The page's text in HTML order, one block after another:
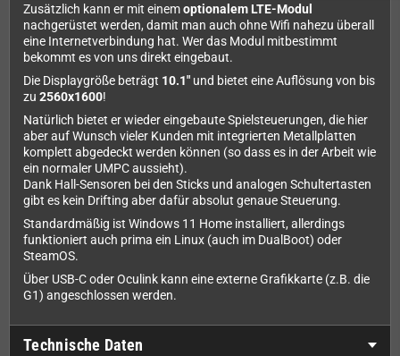
Zusätzlich kann er mit einemoptionalem LTE-Modul
nachgerüstet werden, damit man auch ohne Wifi nahezu überall
eine Internetverbindung hat. Wer das Modul mitbestimmt
bekommt es von uns direkt eingebaut.
Die Displaygröße beträgt 10.1" und bietet eine Auflösung von bis
zu 2560x1600!
Natürlich bietet er wieder eingebaute Spielsteuerungen, die hier
aber auf Wunsch vieler Kunden mit integrierten Metallplatten
komplett abgedeckt werden können (so dass es in der Arbeit wie
ein normaler UMPC aussieht).
Dank Hall-Sensoren bei den Sticks und analogen Schultertasten
gibt es kein Drifting aber dafür absolut genaue Steuerung.
Standardmäßig ist Windows 11 Home installiert, allerdings
funktioniert auch prima ein Linux (auch im DualBoot) oder
SteamOS.
Über USB-C oder Oculink kann eine externe Grafikkarte (z.B. die
G1) angeschlossen werden.
Technische Daten